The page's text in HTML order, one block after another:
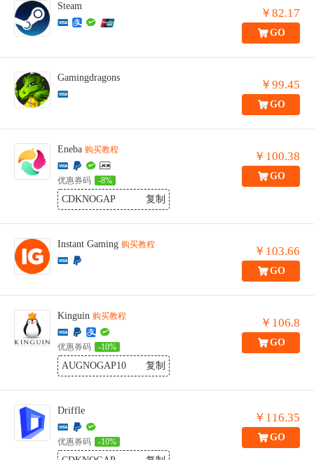
Steam
￥82.17
GO
Gamingdragons
￥99.45
GO
Eneba 购买教程
优惠券码 -8%
CDKNOGAP 复制
￥100.38
GO
Instant Gaming 购买教程 ￥103.66
GO
Kinguin 购买教程
优惠券码 -10%
AUGNOGAP10 复制
￥106.8
GO
Driffle
优惠券码 -10%
￥116.35
GO